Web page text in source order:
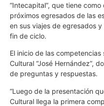
“Intecapital”, que tiene
próximos egresados de las
en sus viajes de egresados
fin de ciclo.
El inicio de las
Cultural “José Hernández”,
de preguntas y respuestas.
“Luego de la presentación
Cultural llega la primera